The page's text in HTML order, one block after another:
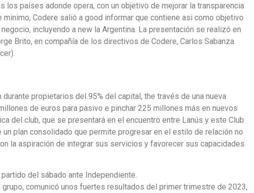
países adonde opera, con un objetivo de mejorar la transparencia
Codere salió a good informar que contiene asi como objetivo
incluyendo a new la Argentina. La presentación se realizó en
Brito, en compañía de los directivos de Codere, Carlos Sabanza
propietarios del 95% del capital, the través de una nueva
de euros para pasivo e pinchar 225 millones más en nuevos
del club, que se presentará en el encuentro entre Lanús y este Club
plan consolidado que permite progresar en el estilo de relación no
la aspiración de integrar sus servicios y favorecer sus capacidades
del sábado ante Independiente.
comunicó unos fuertes resultados del primer trimestre de 2023,